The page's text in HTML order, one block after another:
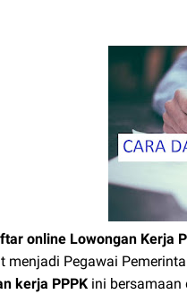
online Lowongan Kerja
menjadi Pegawai
kerja PPPK ini bersamaan